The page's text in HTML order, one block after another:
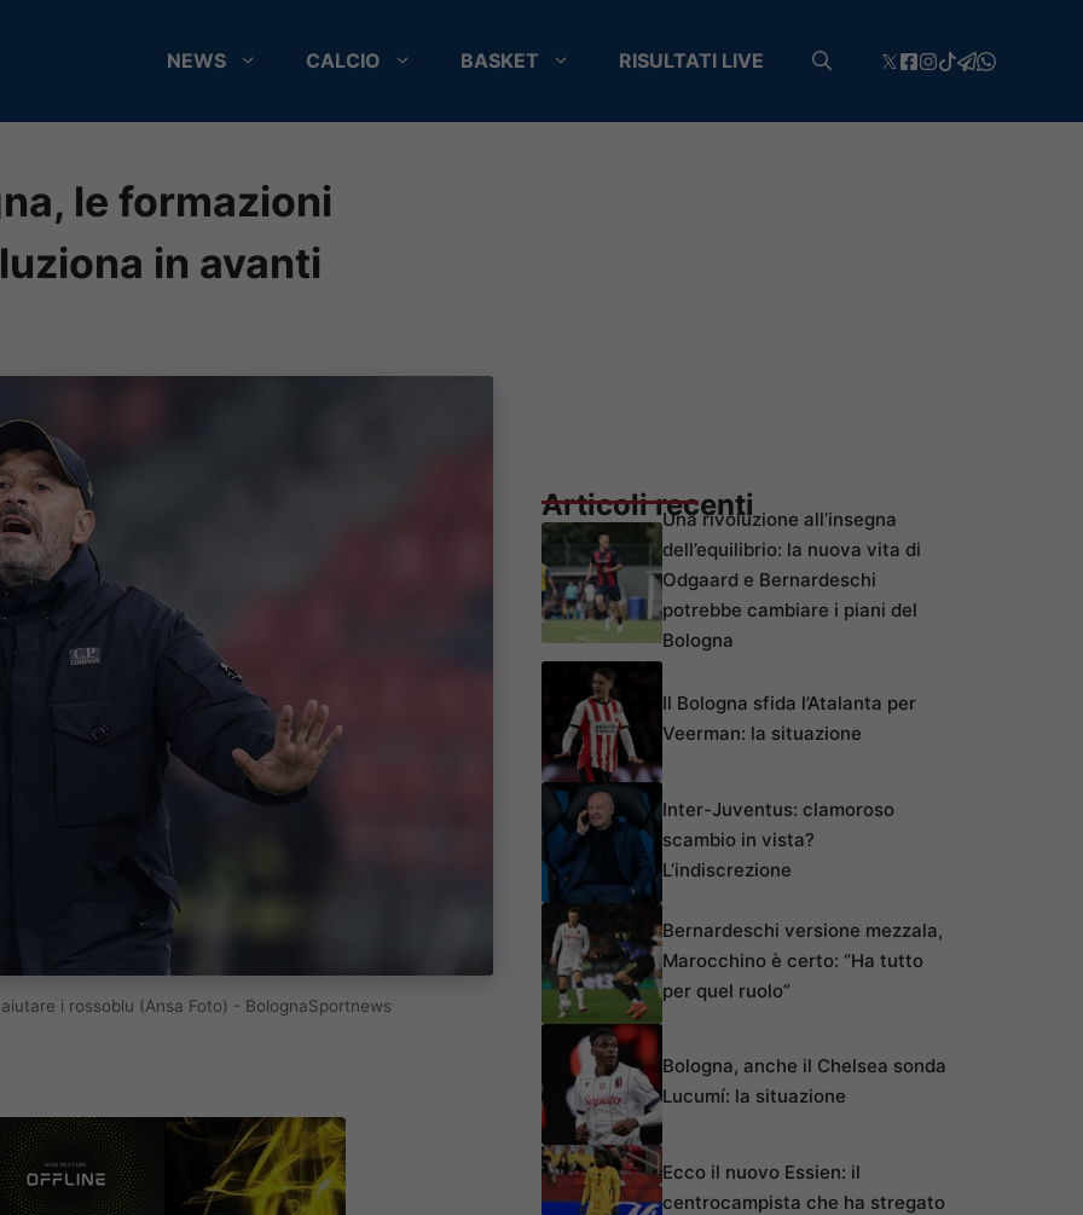
NEWS CALCIO BASKET RISULTATI LIVE
le formazioni
in avanti
i rossoblu (Ansa Foto) - BolognaSportnews
Articoli recentiUna rivoluzione all’insegna
dell’equilibrio: la nuova vita di
Odgaard e Bernardeschi
potrebbe cambiare i piani del
Bologna
Il Bologna sfida l’Atalanta per
Veerman: la situazione
Inter-Juventus: clamoroso
scambio in vista?
L’indiscrezione
Bernardeschi versione mezzala,
Marocchino è certo: “Ha tutto
per quel ruolo”
Bologna, anche il Chelsea sonda
Lucumí: la situazione
Ecco il nuovo Essien: il
centrocampista che ha stregato